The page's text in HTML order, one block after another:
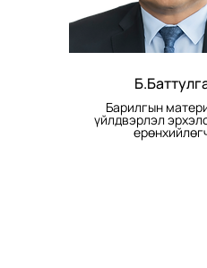
Барилгын
үйлдвэрлэл